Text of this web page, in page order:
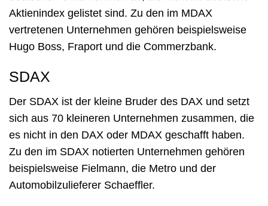
Aktienindex gelistet sind. Zu den im MDAX
vertretenen Unternehmen gehören beispielsweise
Hugo Boss, Fraport und die Commerzbank.
SDAX
Der SDAX ist der kleine Bruder des DAX und setzt
sich aus 70 kleineren Unternehmen zusammen, die
es nicht in den DAX oder MDAX geschafft haben.
Zu den im SDAX notierten Unternehmen gehören
beispielsweise Fielmann, die Metro und der
Automobilzulieferer Schaeffler.